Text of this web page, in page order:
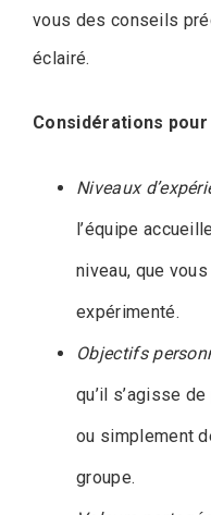
vous des conseils
éclairé.
Considérations
Niveaux
l’équipe
niveau, que
expérimenté.
Objectifs
qu’il s’agisse
ou simplement
groupe.